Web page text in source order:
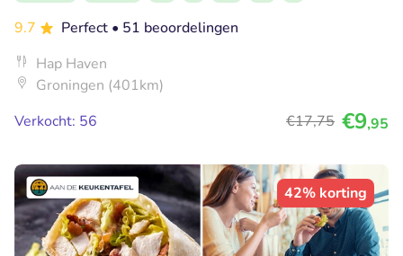
9.7
Perfect • 51 beoordelingen
Hap Haven
Groningen (401km)
Verkocht: 56
€17,75 €9,95
42% korting